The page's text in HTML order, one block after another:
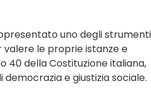
uno degli strumenti
le proprie istanze e
40 della Costituzione italiana,
e giustizia sociale.